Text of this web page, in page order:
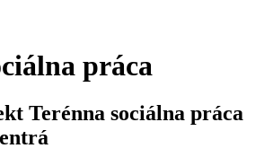
práca
Terénna sociálna práca